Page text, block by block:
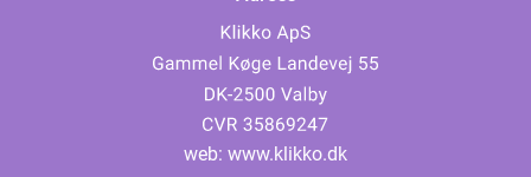
web: www.klikko.dk